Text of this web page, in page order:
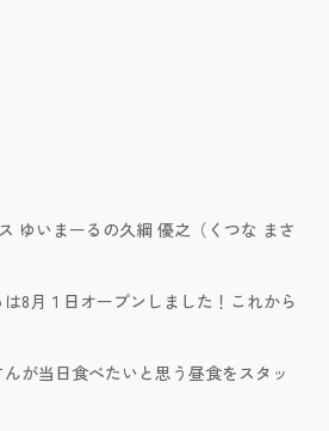
ゆいまーるの久綱 優之（くつな まさ
8月１日オープンしました！これから
が当日食べたいと思う昼食をスタッ